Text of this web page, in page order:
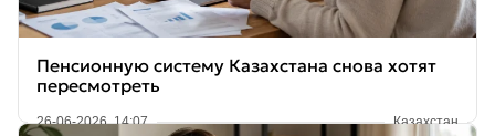
Пенсионную систему Казахстана снова хотят
пересмотреть
26-06-2026, 14:07 Казахстан